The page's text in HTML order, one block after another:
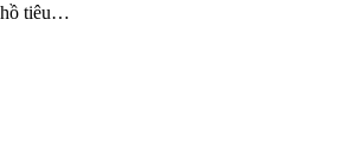
hồ tiêu…